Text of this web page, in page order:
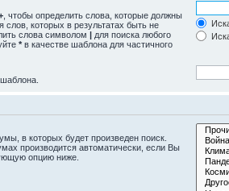
, чтобы определить слова, которые должны
слов, которых в результатах быть не
слова символом | для поиска любого
* в качестве шаблона для частичного
в которых будет произведен поиск.
производится автоматически, если Вы
опцию ниже.